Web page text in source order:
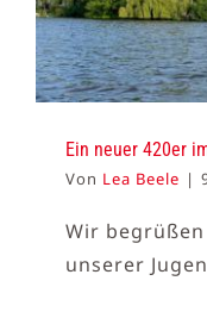
Ein neuer 420er
Von Lea Beele |
Wir begrüßen
unserer